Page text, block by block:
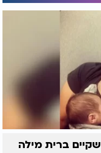
ברית מילה